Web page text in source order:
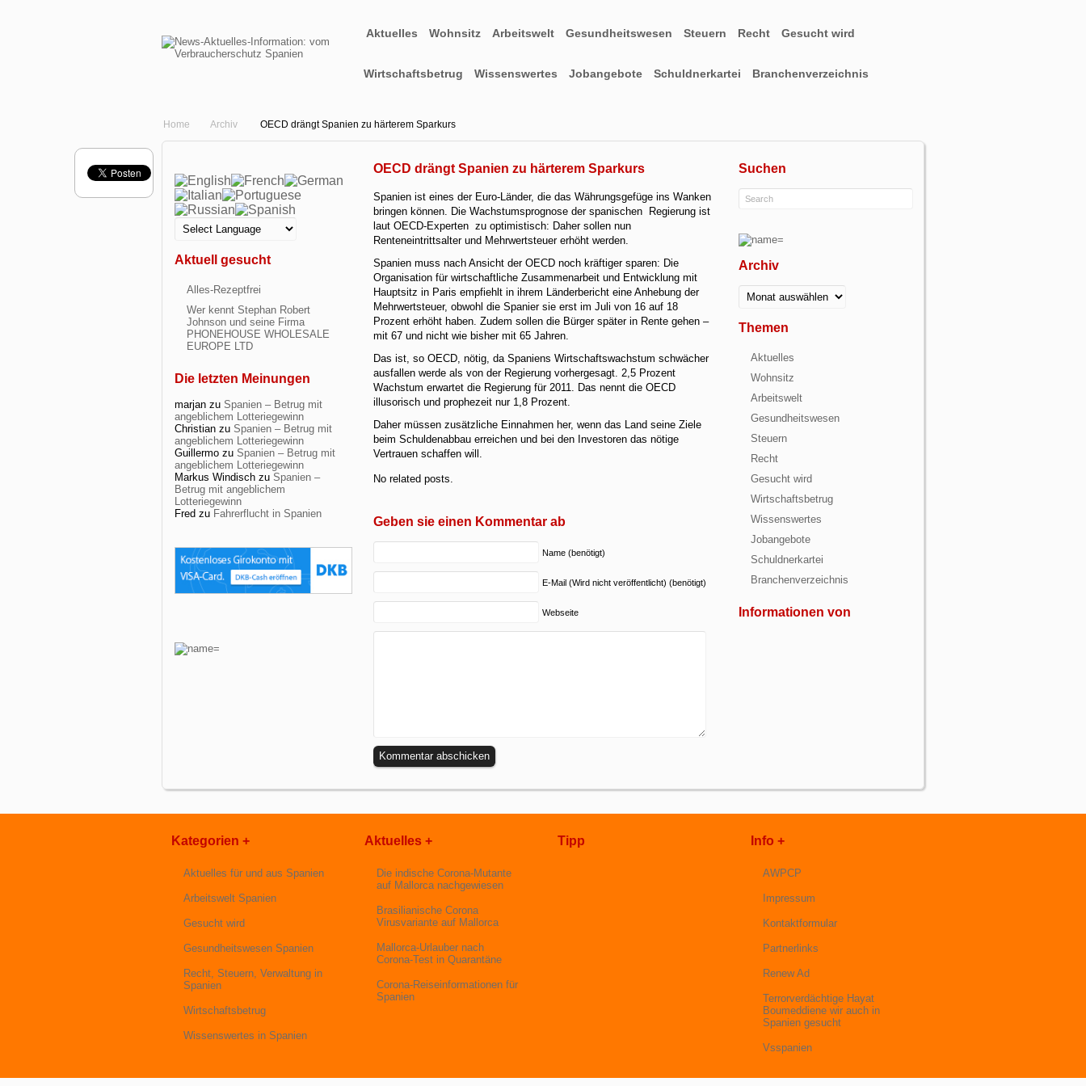
Aktuelles Wohnsitz Arbeitswelt Gesundheitswesen Steuern Recht Gesucht wird
Wirtschaftsbetrug Wissenswertes Jobangebote Schuldnerkartei Branchenverzeichnis
Home Archiv OECD drängt Spanien zu härterem Sparkurs
Aktuell gesucht
Alles-Rezeptfrei
Wer kennt Stephan Robert
Johnson und seine Firma
PHONEHOUSE WHOLESALE
EUROPE LTD
Die letzten Meinungen
marjan zu Spanien – Betrug mit
angeblichem Lotteriegewinn
Christian zu Spanien – Betrug mit
angeblichem Lotteriegewinn
Guillermo zu Spanien – Betrug mit
angeblichem Lotteriegewinn
Markus Windisch zu Spanien –
Betrug mit angeblichem
Lotteriegewinn
Fred zu Fahrerflucht in Spanien
Suchen
Archiv
Archiv
Themen
Aktuelles
Wohnsitz
Arbeitswelt
Gesundheitswesen
Steuern
Recht
Gesucht wird
Wirtschaftsbetrug
Wissenswertes
Jobangebote
Schuldnerkartei
Branchenverzeichnis
Informationen von
OECD drängt Spanien zu härterem Sparkurs
Spanien ist eines der Euro-Länder, die das Währungsgefüge ins Wanken
bringen können. Die Wachstumsprognose der spanischen Regierung ist
laut OECD-Experten zu optimistisch: Daher sollen nun
Renteneintrittsalter und Mehrwertsteuer erhöht werden.
Spanien muss nach Ansicht der OECD noch kräftiger sparen: Die
Organisation für wirtschaftliche Zusammenarbeit und Entwicklung mit
Hauptsitz in Paris empfiehlt in ihrem Länderbericht eine Anhebung der
Mehrwertsteuer, obwohl die Spanier sie erst im Juli von 16 auf 18
Prozent erhöht haben. Zudem sollen die Bürger später in Rente gehen –
mit 67 und nicht wie bisher mit 65 Jahren.
Das ist, so OECD, nötig, da Spaniens Wirtschaftswachstum schwächer
ausfallen werde als von der Regierung vorhergesagt. 2,5 Prozent
Wachstum erwartet die Regierung für 2011. Das nennt die OECD
illusorisch und prophezeit nur 1,8 Prozent.
Daher müssen zusätzliche Einnahmen her, wenn das Land seine Ziele
beim Schuldenabbau erreichen und bei den Investoren das nötige
Vertrauen schaffen will.
No related posts.
Geben sie einen Kommentar ab
Name (benötigt)
E-Mail (Wird nicht veröffentlicht) (benötigt)
Webseite
Kategorien +
Aktuelles für und aus Spanien
Arbeitswelt Spanien
Gesucht wird
Gesundheitswesen Spanien
Recht, Steuern, Verwaltung in
Spanien
Wirtschaftsbetrug
Wissenswertes in Spanien
Aktuelles +
Die indische Corona-Mutante
auf Mallorca nachgewiesen
Brasilianische Corona
Virusvariante auf Mallorca
Mallorca-Urlauber nach
Corona-Test in Quarantäne
Corona-Reiseinformationen für
Spanien
Tipp Info +
AWPCP
Impressum
Kontaktformular
Partnerlinks
Renew Ad
Terrorverdächtige Hayat
Boumeddiene wir auch in
Spanien gesucht
Vsspanien